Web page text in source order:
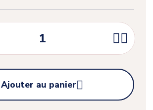


Ajouter au panier